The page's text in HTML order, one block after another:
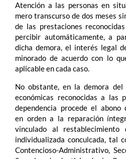
Atención a las personas en
mero transcurso de dos meses
de las prestaciones
percibir automáticamente, a
dicha demora, el interés legal
minorado de acuerdo con lo
aplicable en cada caso.
No obstante, en la demora del
económicas reconocidas a las
dependencia procede el
en orden a la reparación
vinculado al
individualizada conculcada, tal
Contencioso-Administrativo,